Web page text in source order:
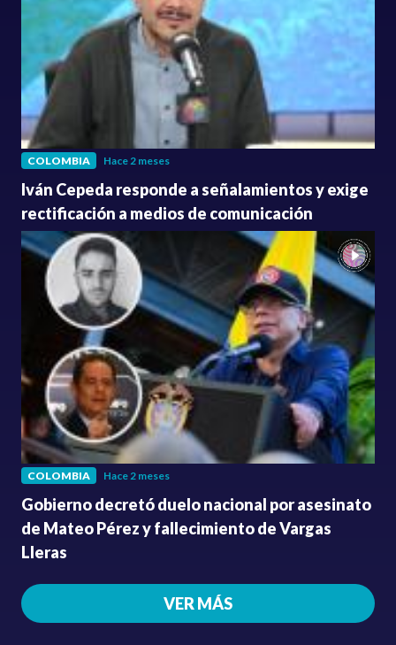
COLOMBIA Hace 2 meses
Iván Cepeda responde a señalamientos y exige
rectificación a medios de comunicación
COLOMBIA Hace 2 meses
Gobierno decretó duelo nacional por asesinato
de Mateo Pérez y fallecimiento de Vargas
Lleras
VER MÁS